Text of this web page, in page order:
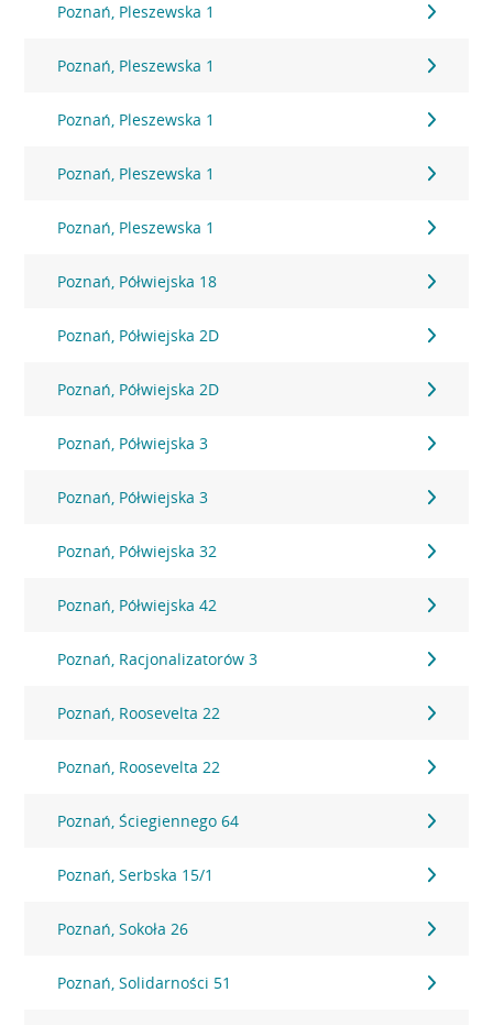
Poznań, Pleszewska 1
Poznań, Pleszewska 1
Poznań, Pleszewska 1
Poznań, Pleszewska 1
Poznań, Pleszewska 1
Poznań, Półwiejska 18
Poznań, Półwiejska 2D
Poznań, Półwiejska 2D
Poznań, Półwiejska 3
Poznań, Półwiejska 3
Poznań, Półwiejska 32
Poznań, Półwiejska 42
Poznań, Racjonalizatorów 3
Poznań, Roosevelta 22
Poznań, Roosevelta 22
Poznań, Ściegiennego 64
Poznań, Serbska 15/1
Poznań, Sokoła 26
Poznań, Solidarności 51